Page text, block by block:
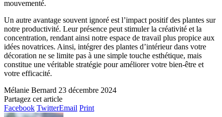
mouvementé.
Un autre avantage souvent ignoré est l’impact positif des plantes sur
notre productivité. Leur présence peut stimuler la créativité et la
concentration, rendant ainsi notre espace de travail plus propice aux
idées novatrices. Ainsi, intégrer des plantes d’intérieur dans votre
décoration ne se limite pas à une simple touche esthétique, mais
constitue une véritable stratégie pour améliorer votre bien-être et
votre efficacité.
Mélanie Bernard 23 décembre 2024
Partagez cet article
Facebook TwitterEmail Print